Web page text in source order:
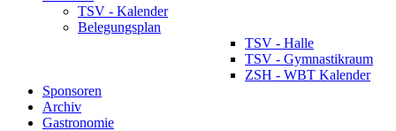
TSV - Kalender
Belegungsplan
TSV - Halle
TSV - Gymnastikraum
ZSH - WBT Kalender
Sponsoren
Archiv
Gastronomie